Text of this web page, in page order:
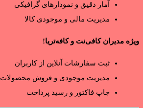
آمار دقیق و نمودارهای گرافیکی
مدیریت مالی و موجودی کالا
ویژه مدیران کافی‌نت و کافه‌تریا!
ثبت سفارشات آنلاین از کاربران
مدیریت موجودی و فروش محصولات
چاپ فاکتور و رسید پرداخت